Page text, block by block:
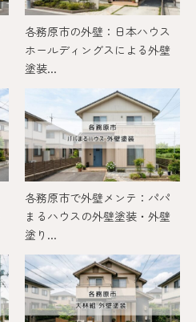
各務原市の外壁：日本ハウス
ホールディングスによる外壁
塗装...
各務原市で外壁メンテ：パパ
まるハウスの外壁塗装・外壁
塗り...